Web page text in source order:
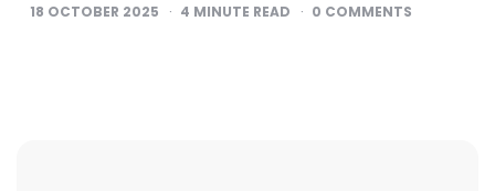
18 OCTOBER 2025 4 MINUTE READ 0 COMMENTS